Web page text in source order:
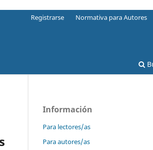
Registrarse Normativa para Autores
Información
Para lectores/as
Para autores/as